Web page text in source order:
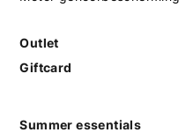
Outlet
Giftcard
Summer essentials